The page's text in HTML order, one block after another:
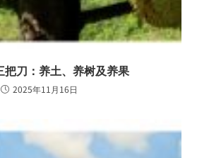
把刀：养土、养树及养果
2025年11月16日